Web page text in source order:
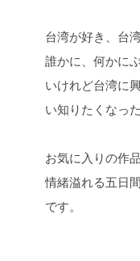
台湾が好き、台
誰かに、 何かに
いけれど台湾に
い知りたくなった
お気に入りの作
情緒溢れる五日
です。